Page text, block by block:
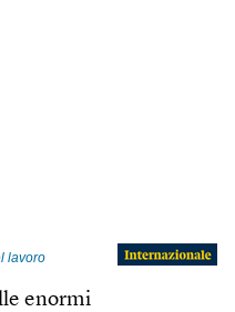
enormi